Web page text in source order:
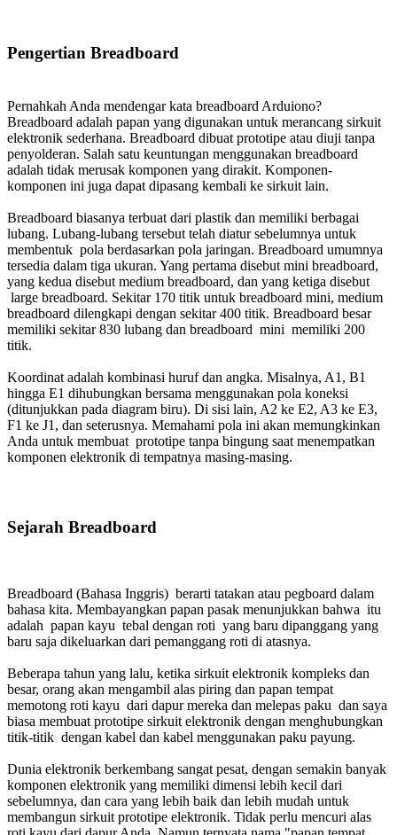
Pengertian Breadboard
Pernahkah Anda mendengar kata breadboard Arduiono?
Breadboard adalah papan yang digunakan untuk merancang sirkuit
elektronik sederhana. Breadboard dibuat prototipe atau diuji tanpa
penyolderan. Salah satu keuntungan menggunakan breadboard
adalah tidak merusak komponen yang dirakit. Komponen-
komponen ini juga dapat dipasang kembali ke sirkuit lain.
Breadboard biasanya terbuat dari plastik dan memiliki berbagai
lubang. Lubang-lubang tersebut telah diatur sebelumnya untuk
membentuk pola berdasarkan pola jaringan. Breadboard umumnya
tersedia dalam tiga ukuran. Yang pertama disebut mini breadboard,
yang kedua disebut medium breadboard, dan yang ketiga disebut
large breadboard. Sekitar 170 titik untuk breadboard mini, medium
breadboard dilengkapi dengan sekitar 400 titik. Breadboard besar
memiliki sekitar 830 lubang dan breadboard mini memiliki 200
titik.
Koordinat adalah kombinasi huruf dan angka. Misalnya, A1, B1
hingga E1 dihubungkan bersama menggunakan pola koneksi
(ditunjukkan pada diagram biru). Di sisi lain, A2 ke E2, A3 ke E3,
F1 ke J1, dan seterusnya. Memahami pola ini akan memungkinkan
Anda untuk membuat prototipe tanpa bingung saat menempatkan
komponen elektronik di tempatnya masing-masing.
Sejarah Breadboard
Breadboard (Bahasa Inggris) berarti tatakan atau pegboard dalam
bahasa kita. Membayangkan papan pasak menunjukkan bahwa itu
adalah papan kayu tebal dengan roti yang baru dipanggang yang
baru saja dikeluarkan dari pemanggang roti di atasnya.
Beberapa tahun yang lalu, ketika sirkuit elektronik kompleks dan
besar, orang akan mengambil alas piring dan papan tempat
memotong roti kayu dari dapur mereka dan melepas paku dan saya
biasa membuat prototipe sirkuit elektronik dengan menghubungkan
titik-titik dengan kabel dan kabel menggunakan paku payung.
Dunia elektronik berkembang sangat pesat, dengan semakin banyak
komponen elektronik yang memiliki dimensi lebih kecil dari
sebelumnya, dan cara yang lebih baik dan lebih mudah untuk
membangun sirkuit prototipe elektronik. Tidak perlu mencuri alas